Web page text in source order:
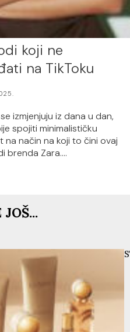
koji ne
na TikToku
izmjenjuju iz dana u dan,
spojiti minimalističku
na način na koji to čini ovaj
brenda Zara....